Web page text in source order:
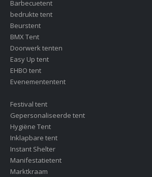
Barbecuetent
bedrukte tent
Beurstent
BMX Tent
Doorwerk tenten
Easy Up tent
EHBO tent
Evenemententent
Festival tent
Gepersonaliseerde tent
Hygiëne Tent
Inklapbare tent
Instant Shelter
Manifestatietent
Marktkraam